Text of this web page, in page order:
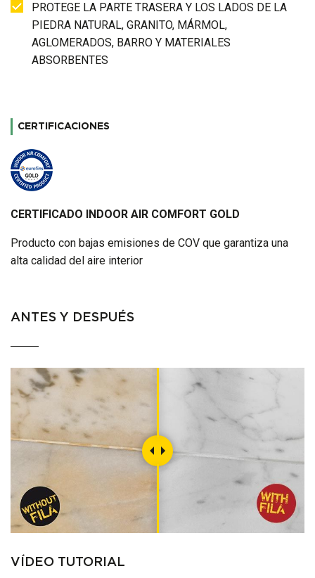
PROTEGE LA PARTE TRASERA Y LOS LADOS DE LA
PIEDRA NATURAL, GRANITO, MÁRMOL,
AGLOMERADOS, BARRO Y MATERIALES
ABSORBENTES
CERTIFICACIONES
CERTIFICADO INDOOR AIR COMFORT GOLD
Producto con bajas emisiones de COV que garantiza una
alta calidad del aire interior
ANTES Y DESPUÉS
VÍDEO TUTORIAL